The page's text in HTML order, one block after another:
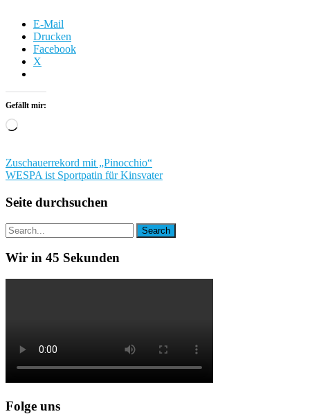
E-Mail
Drucken
Facebook
X
Gefällt mir:
Wird
Beitragsnavigation
Zuschauerrekord mit „Pinocchio“
WESPA ist Sportpatin für Kinsvater
Seite durchsuchen
Wir in 45 Sekunden
Folge uns